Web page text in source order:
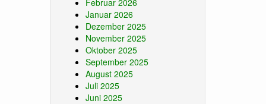
Februar 2026
Januar 2026
Dezember 2025
November 2025
Oktober 2025
September 2025
August 2025
Juli 2025
Juni 2025